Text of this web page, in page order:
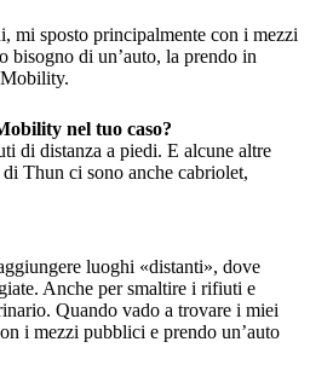
mi sposto principalmente con i mezzi
bisogno di un’auto, la prendo in
nel tuo caso?
di distanza a piedi. E alcune altre
Thun ci sono anche cabriolet,
luoghi «distanti», dove
Anche per smaltire i rifiuti e
Quando vado a trovare i miei
i mezzi pubblici e prendo un’auto